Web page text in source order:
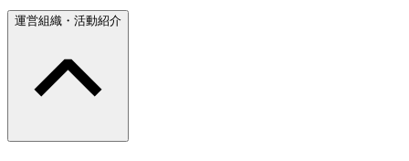
運営組織・活動紹介